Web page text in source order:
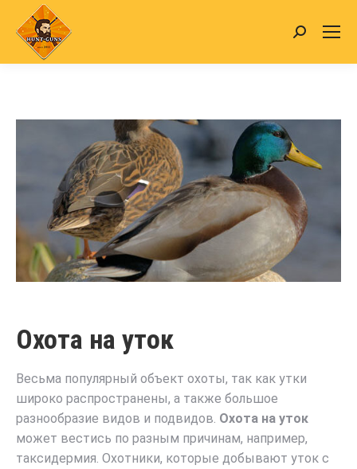
Search:
Охота на уток
Весьма популярный объект охоты, так как утки
широко распространены, а также большое
разнообразие видов и подвидов. Охота на уток
может вестись по разным причинам, например,
таксидермия. Охотники, которые добывают уток с